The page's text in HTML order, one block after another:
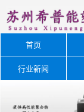
首页
行业新闻